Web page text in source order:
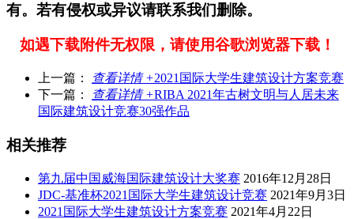
有。若有侵权或异议请联系我们删除。
如遇下载附件无权限，请使用谷歌浏览器下载！
上一篇： 查看详情 +2021国际大学生建筑设计方案竞赛
下一篇：
查看详情 +RIBA 2021年古树文明与人居未来
国际建筑设计竞赛30强作品
相关推荐
第九届中国威海国际建筑设计大奖赛 2016年12月28日
JDC-基准杯2021国际大学生建筑设计竞赛 2021年9月3日
2021国际大学生建筑设计方案竞赛 2021年4月22日